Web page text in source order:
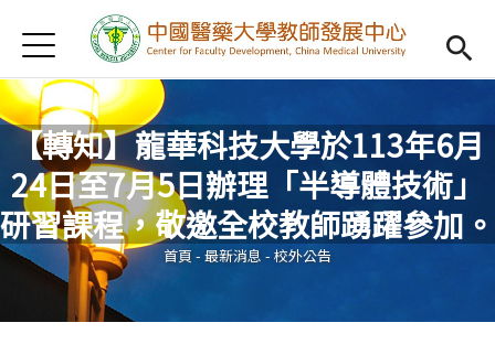
首頁
Open
認識我們
Open
教學研習
Open
新進教師
Open
傑出教授
教師專業社群
Jump to Navigation
Jump to Main content
【轉知】龍華科技大學於113年6月
24日至7月5日辦理「半導體技術」
研習課程，敬邀全校教師踴躍參加。
您在這裡
首頁- 最新消息 - 校外公告